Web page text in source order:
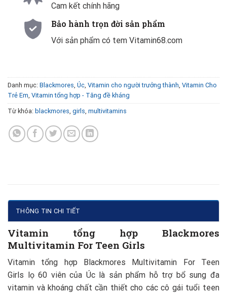
Cam kết chính hãng
Bảo hành trọn đời sản phẩm
Với sản phẩm có tem Vitamin68.com
Danh mục: Blackmores Úc Vitamin cho người trưởng thành Vitamin Cho
Trẻ Em Vitamin tổng hợp - Tăng đề kháng
Từ khóa: blackmores girls multivitamins
THÔNG TIN CHI TIẾT
Vitamin tổng hợp Blackmores
Multivitamin For Teen Girls
Vitamin tổng hợp Blackmores Multivitamin For Teen
Girls lọ 60 viên của Úc là sản phẩm hỗ trợ bổ sung đa
vitamin và khoáng chất cần thiết cho các cô gái tuổi teen